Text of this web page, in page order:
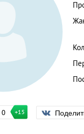
0 +15